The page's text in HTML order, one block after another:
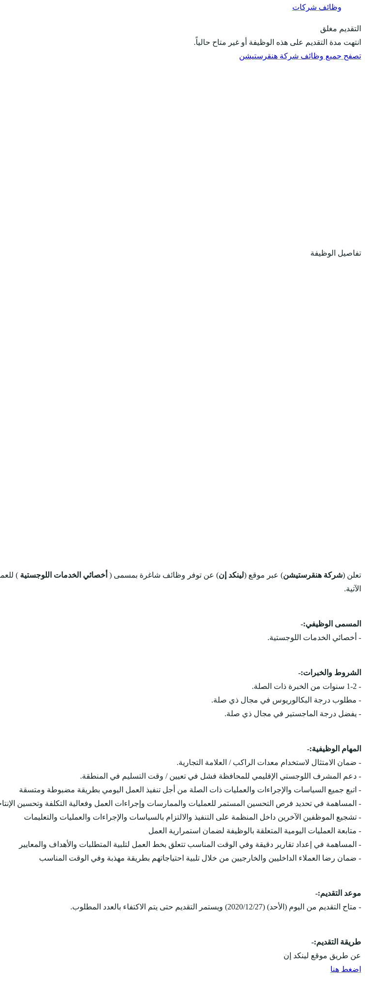
وظائف شركات
التقديم مغلق
انتهت مدة التقديم على هذه الوظيفة أو غير متاح حالياً.
تصفح جميع وظائف شركة هنقرستيشن
تفاصيل الوظيفة
تعلن (شركة هنقرستيشن) عبر موقع (لينكد إن) عن توفر وظائف شاغرة بمسمى ( أخصائي الخدمات اللوجستية )
الآتية.
المسمى الوظيفي:-
- أخصائي الخدمات اللوجستية.
الشروط والخبرات:-
- 1-2 سنوات من الخبرة ذات الصلة.
- مطلوب درجة البكالوريوس في مجال ذي صلة.
- يفضل درجة الماجستير في مجال ذي صلة.
المهام الوظيفية:-
- ضمان الامتثال لاستخدام معدات الراكب / العلامة التجارية.
- دعم المشرف اللوجستي الإقليمي للمحافظة فشل في تعيين / وقت التسليم في المنطقة.
- اتبع جميع السياسات والإجراءات والعمليات ذات الصلة من أجل تنفيذ العمل اليومي بطريقة مضبوطة ومتسقة
- المساهمة في تحديد فرص التحسين المستمر للعمليات والممارسات وإجراءات العمل وفعالية التكلفة وتحسين
- تشجيع الموظفين الآخرين داخل المنظمة على التنفيذ والالتزام بالسياسات والإجراءات والعمليات والتعليمات
- متابعة العمليات اليومية المتعلقة بالوظيفة لضمان استمرارية العمل
- المساهمة في إعداد تقارير دقيقة وفي الوقت المناسب تتعلق بخط العمل لتلبية المتطلبات والأهداف والمعايير
- ضمان رضا العملاء الداخليين والخارجيين من خلال تلبية احتياجاتهم بطريقة مهذبة وفي الوقت المناسب
موعد التقديم:-
- متاح التقديم من اليوم (الأحد) (2020/12/27) ويستمر التقديم حتى يتم الاكتفاء بالعدد المطلوب.
طريقة التقديم:-
عن طريق موقع لينكد إن
اضغط هنا